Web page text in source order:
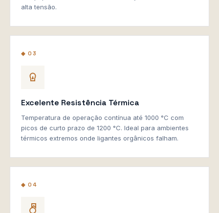
alta tensão.
◆ 03
Excelente Resistência Térmica
Temperatura de operação contínua até 1000 °C com
picos de curto prazo de 1200 °C. Ideal para ambientes
térmicos extremos onde ligantes orgânicos falham.
◆ 04